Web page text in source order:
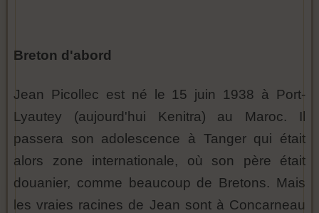
Breton d'abord
Jean Picollec est né le 15 juin 1938 à Port-
Lyautey (aujourd'hui Kenitra) au Maroc. Il
passera son adolescence à Tanger qui était
alors zone internationale, où son père était
douanier, comme beaucoup de Bretons. Mais
les vraies racines de Jean sont à Concarneau